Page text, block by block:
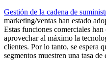
Gestión de la cadena de
marketing/ventas han estado
Estas funciones comerciales
aprovechar al máximo la
clientes. Por lo tanto, se espera
segmentos muestren una tasa